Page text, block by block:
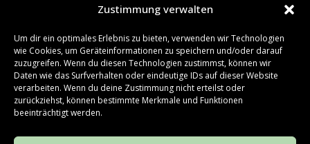
Zustimmung verwalten
Um dir ein optimales Erlebnis zu bieten, verwenden wir Technologien
wie Cookies, um Geräteinformationen zu speichern und/oder darauf
zuzugreifen. Wenn du diesen Technologien zustimmst, können wir
Daten wie das Surfverhalten oder eindeutige IDs auf dieser Website
verarbeiten. Wenn du deine Zustimmung nicht erteilst oder
zurückziehst, können bestimmte Merkmale und Funktionen
beeinträchtigt werden.
aber gerne dein Bier öffnen? Dann ist diese Master Class
des Bieröffnens zu lernen. Komm vorbei und teste deine Skills!
Folge @terrassenfest auf Instagram, um zu erfahren, wann
freigeschaltet werden.